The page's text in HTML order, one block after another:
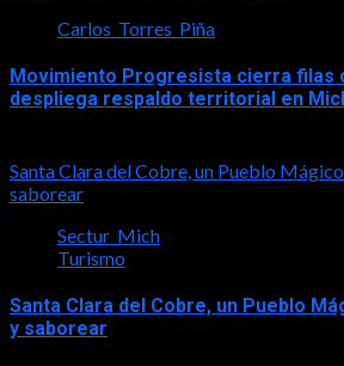
Carlos_Torres_Piña
Movimiento Progresista cierra filas
despliega respaldo territorial en
Santa Clara del Cobre, un Pueblo
saborear
Sectur_Mich
Turismo
Santa Clara del Cobre, un Pueblo
y saborear